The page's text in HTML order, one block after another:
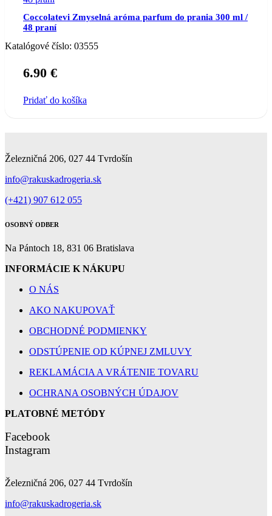
Coccolatevi Zmyselná aróma parfum do prania 300 ml /
48 praní
Katalógové číslo: 03555
6.90 €
Pridať do košíka
Železničná 206, 027 44 Tvrdošín
info@rakuskadrogeria.sk
(+421) 907 612 055
OSOBNÝ ODBER
Na Pántoch 18, 831 06 Bratislava
INFORMÁCIE K NÁKUPU
O NÁS
AKO NAKUPOVAŤ
OBCHODNÉ PODMIENKY
ODSTÚPENIE OD KÚPNEJ ZMLUVY
REKLAMÁCIA A VRÁTENIE TOVARU
OCHRANA OSOBNÝCH ÚDAJOV
PLATOBNÉ METÓDY
Facebook
Instagram
Železničná 206, 027 44 Tvrdošín
info@rakuskadrogeria.sk